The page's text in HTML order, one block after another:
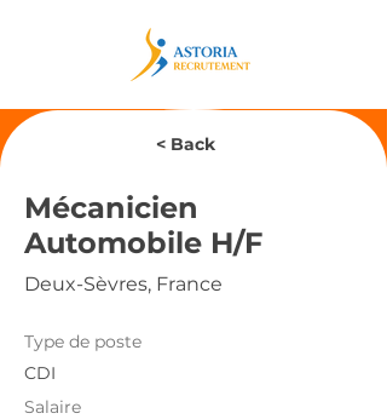
< Back
Mécanicien
Automobile H/F
Deux-Sèvres, France
Type de poste
CDI
Salaire